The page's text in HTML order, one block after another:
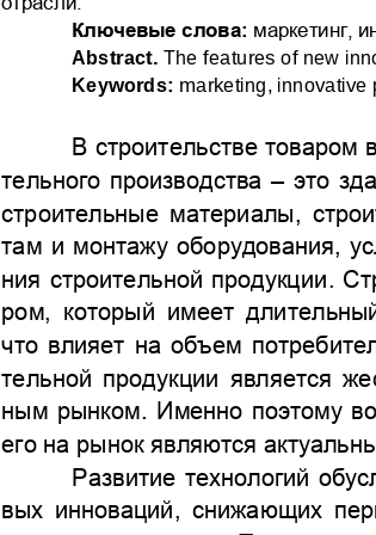
Ключевые слова: маркетинг,
Abstract. The features of new
Keywords: marketing innovative
В строительстве товаром
тельного производства – это
строительные материалы,
там и монтажу оборудования,
ния строительной продукции
ром, который имеет
что влияет на объем
тельной продукции является
ным рынком. Именно поэтому
его на рынок являются
Развитие технологий
вых инноваций , снижающих